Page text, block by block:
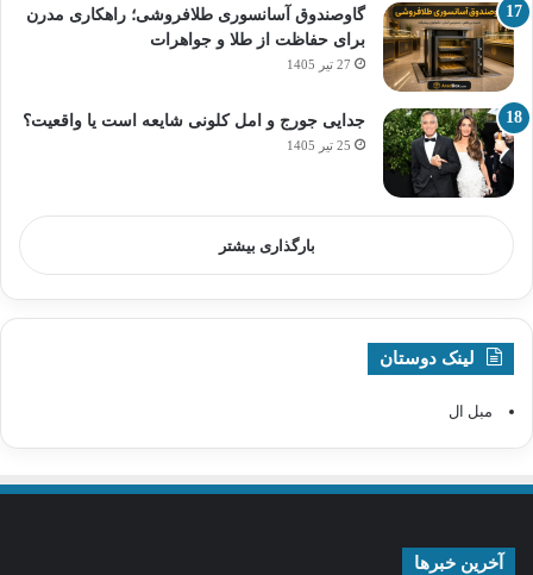
گاوصندوق آسانسوری طلافروشی؛ راهکاری مدرن
برای حفاظت از طلا و جواهرات
27 تیر 1405
جدایی جورج و امل کلونی شایعه است یا واقعیت؟
25 تیر 1405
بارگذاری بیشتر
لینک دوستان
مبل ال
آخرین خبرها